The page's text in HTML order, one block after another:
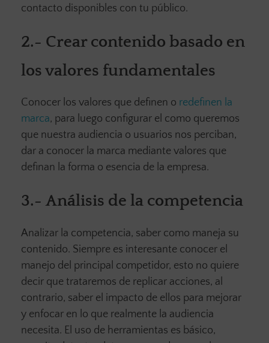
contacto disponibles con tu público.
2.- Crear contenido basado en
los valores fundamentales
Conocer los valores que definen o redefinen la
marca, para luego configurar el como queremos
que nuestra audiencia o usuarios nos perciban,
dar a conocer la marca mediante valores que
definan la forma o esencia de la empresa.
3.-Análisis de la competencia
Analizar la competencia, saber como maneja su
contenido. Siempre es interesante conocer el
manejo del principal competidor, esto no quiere
decir que trataremos de replicar acciones, al
contrario, saber el impacto de ellos para mejorar
y enfocar en lo que realmente la audiencia
necesita. El uso de herramientas es básico,